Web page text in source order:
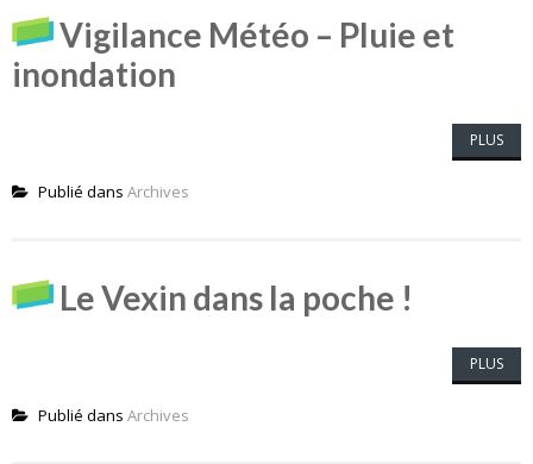
Vigilance Météo – Pluie et
inondation
PLUS
Publié dans Archives
Le Vexin dans la poche !
PLUS
Publié dans Archives